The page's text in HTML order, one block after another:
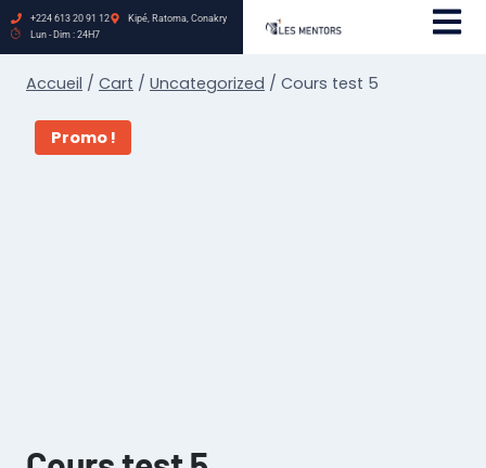
+224 613 20 91 12
Kipé, Ratoma, Conakry
Lun - Dim : 24H7
Accueil / Cart / Uncategorized / Cours test 5
Promo !